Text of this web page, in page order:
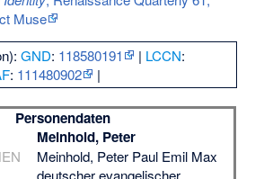
Muse
GND: 118580191 | LCCN:
: 111480902 |
Personendaten
Meinhold, Peter
Meinhold, Peter Paul Emil Max
deutscher evangelischer